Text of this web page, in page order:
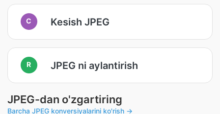
C Kesish JPEG
R JPEG ni aylantirish
JPEG-dan o'zgartiring
Barcha JPEG konversiyalarini ko'rish →